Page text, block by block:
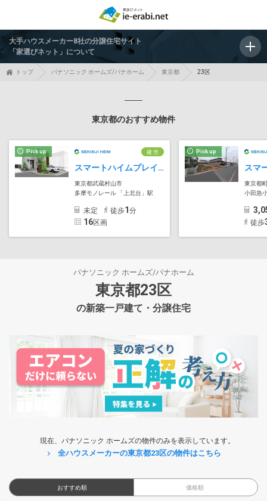
大手ハウスメーカー8社の分譲住宅サイト
「家選びネット」について
トップ パナソニック ホームズ/パナホーム 東京都 23区
東京都のおすすめ物件
Pick up 建 売
スマートハイムプレイス武蔵村山市中央
東京都武蔵村山市
多摩モノレール 「上北台」駅
未定 徒歩1 分
16区画
Pick up
東京都
小田急
徒歩
パナソニック ホームズ/パナホーム
東京都23区
の新築一戸建て・分譲住宅
現在、パナソニック ホームズの物件のみを表示しています。
全ハウスメーカーの東京都23区の物件はこちら
おすすめ順 価格順